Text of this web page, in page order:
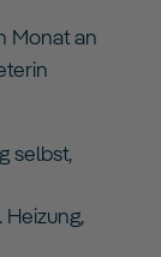
Monat an
selbst,
Heizung,